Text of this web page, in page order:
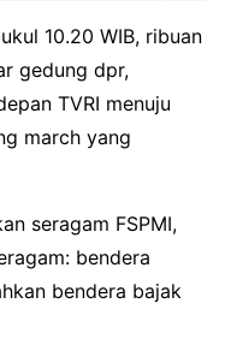
10.20 WIB, ribuan
gedung dpr,
TVRI menuju
march yang
seragam FSPMI,
bendera
bendera bajak